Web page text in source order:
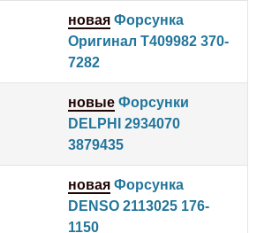
новая Форсунка
Оригинал T409982 370-
7282
новые Форсунки
DELPHI 2934070
3879435
новая Форсунка
DENSO 2113025 176-
1150